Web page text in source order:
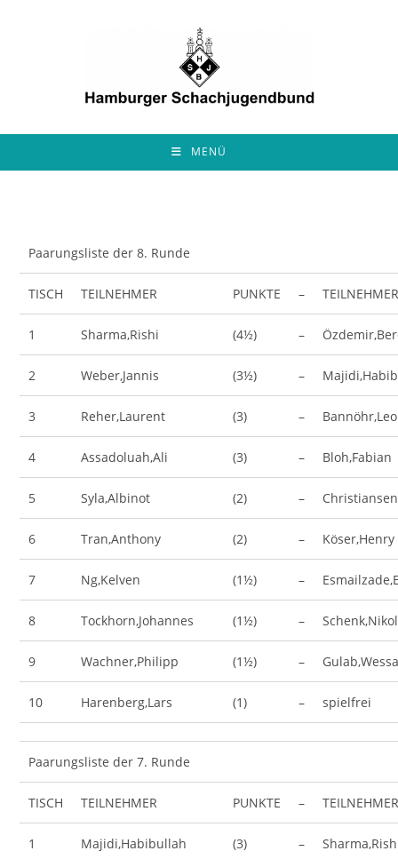
MENÜ
Paarungsliste der 8. Runde
TISCH TEILNEHMER PUNKTE –
1 Sharma,Rishi (4½) –
2 Weber,Jannis (3½) –
3 Reher,Laurent (3) –
4 Assadoluah,Ali (3) – Bloh,Fabian
5 Syla,Albinot (2) –
6 Tran,Anthony (2) – Köser,Henry
7 Ng,Kelven (1½) –
8 Tockhorn,Johannes (1½) –
9 Wachner,Philipp (1½) –
10 Harenberg,Lars (1) – spielfrei
Paarungsliste der 7. Runde
TISCH TEILNEHMER PUNKTE –
1 Majidi,Habibullah (3) –